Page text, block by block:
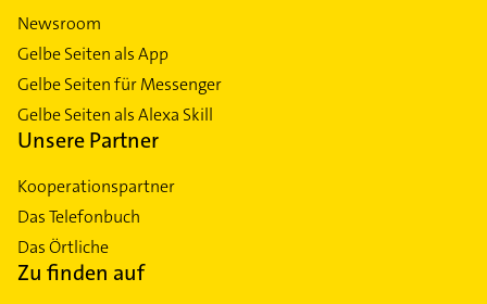
Newsroom
Gelbe Seiten als App
Gelbe Seiten für Messenger
Gelbe Seiten als Alexa Skill
Unsere Partner
Kooperationspartner
Das Telefonbuch
Das Örtliche
Zu finden auf